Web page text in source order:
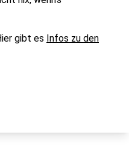
gibt es Infos zu den